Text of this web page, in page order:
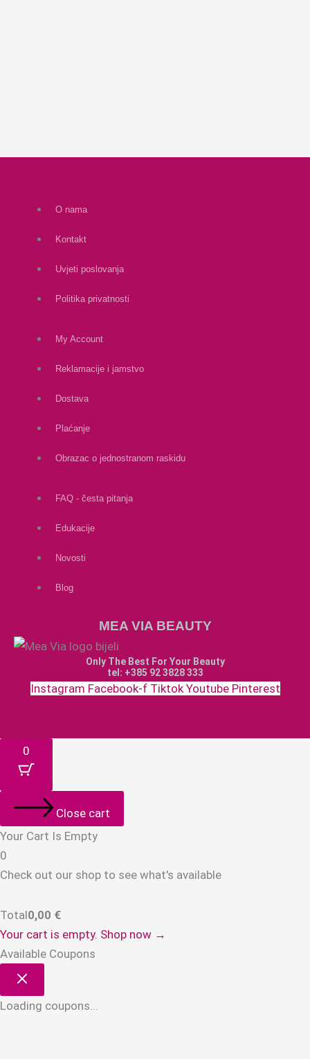
O nama
Kontakt
Uvjeti poslovanja
Politika privatnosti
My Account
Reklamacije i jamstvo
Dostava
Plaćanje
Obrazac o jednostranom raskidu
FAQ - česta pitanja
Edukacije
Novosti
Blog
MEA VIA BEAUTY
Only The Best For Your Beauty
tel: +385 92 3828 333
Instagram Facebook-f Tiktok Youtube Pinterest
0
Close cart
Your Cart Is Empty
0
Check out our shop to see what's available
Total0,00 €
Your cart is empty. Shop now →
Available Coupons
Loading coupons...